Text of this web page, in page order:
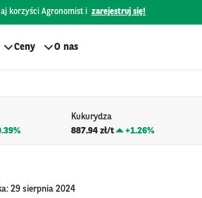
korzyści Agronomist i zarejestruj się!
Ceny O nas
Kukurydza
887.94 zł/t
+1.26%
29 sierpnia 2024